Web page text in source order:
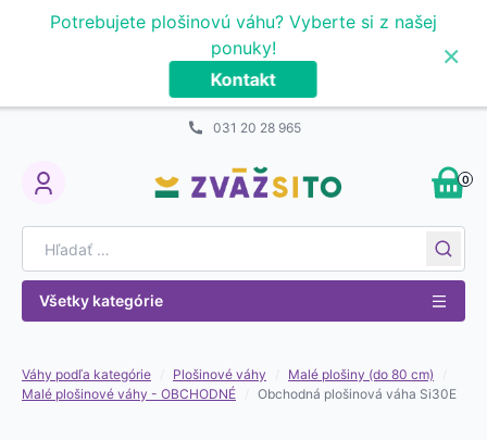
Potrebujete plošinovú váhu? Vyberte si z našej
ponuky!
Kontakt
×
031 20 28 965
My Account
0
Všetky kategórie
Váhy podľa kategórie Plošinové váhy Malé plošiny (do 80 cm)
Malé plošinové váhy - OBCHODNÉ
Obchodná plošinová váha Si30E